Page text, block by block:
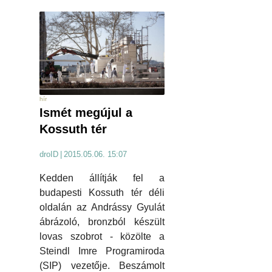
hír
Ismét megújul a
Kossuth tér
droID 2015.05.06. 15:07
Kedden állítják fel a
budapesti Kossuth tér déli
oldalán az Andrássy Gyulát
ábrázoló, bronzból készült
lovas szobrot - közölte a
Steindl Imre Programiroda
(SIP) vezetője. Beszámolt